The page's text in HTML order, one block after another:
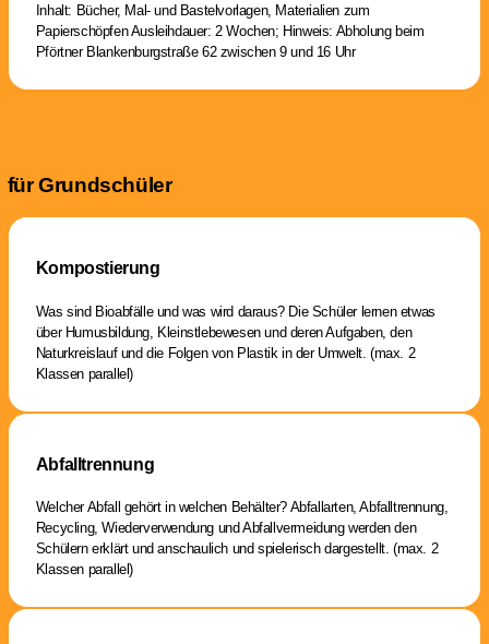
Inhalt: Bücher, Mal- und Bastelvorlagen, Materialien zum
Papierschöpfen Ausleihdauer: 2 Wochen; Hinweis: Abholung beim
Pförtner Blankenburgstraße 62 zwischen 9 und 16 Uhr
für Grundschüler
Kompostierung
Was sind Bioabfälle und was wird daraus? Die Schüler lernen etwas
über Humusbildung, Kleinstlebewesen und deren Aufgaben, den
Naturkreislauf und die Folgen von Plastik in der Umwelt. (max. 2
Klassen parallel)
Abfalltrennung
Welcher Abfall gehört in welchen Behälter? Abfallarten, Abfalltrennung,
Recycling, Wiederverwendung und Abfallvermeidung werden den
Schülern erklärt und anschaulich und spielerisch dargestellt. (max. 2
Klassen parallel)